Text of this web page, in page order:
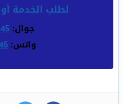
لطلب الخدمة
جوال:
واتس: